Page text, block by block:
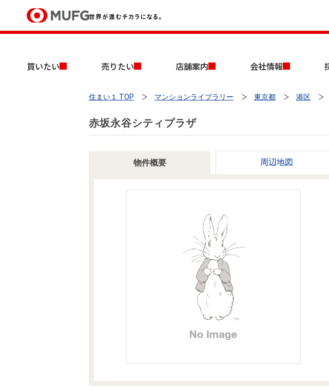
買いたい 売りたい 店舗案内 会社情報
買いたいTOP
新築・中
住宅ローンシミュ
売りたいTOP
店舗案内TOP
店舗のご案内（名古
会社情報TOP
会社概要
採用情報TOP
キャリア採用情報
売りたい
住まい１ TOP マンションライブラリー 東京都 港区
赤坂永谷シティプラザ
物件概要 周辺地図